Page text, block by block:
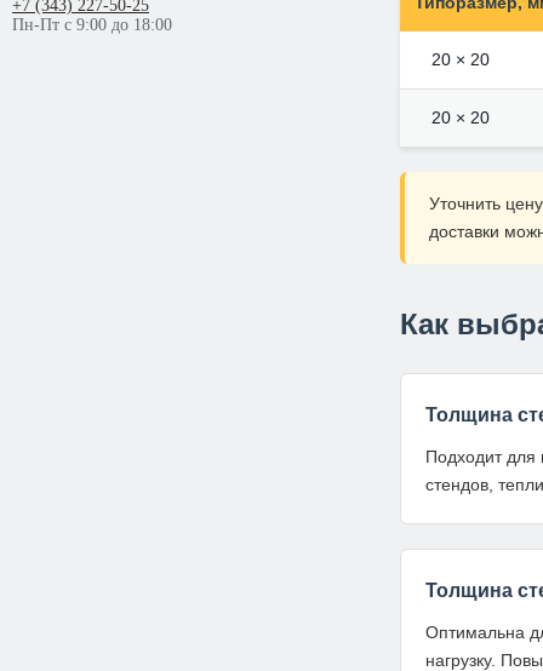
+7 (343) 227-50-25
Пн-Пт с 9:00 до 18:00
20 × 20
20 × 20
Уточнить
доставки
Как
Толщина
Подходит для
стендов,
Толщина
Оптимальна
нагрузку.